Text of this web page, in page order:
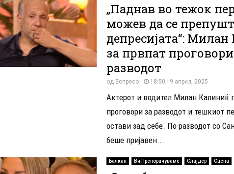
„Паднав во тежок
можев да се
депресијата“:
за првпат
разводот
од Еспресо 18:50 - 9 април, 2025
Актерот и водител Милан Калиниќ
проговори за разводот и тешкиот
остави зад себе. По разводот со
беше пријавен...
Балкан Ви Препорачуваме Слајдер Сцена